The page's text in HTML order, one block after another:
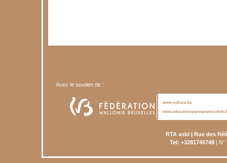
Avec le soutien de :
www.culture.be
RTA asbl | Rue des
Tel: +3281746748| N°